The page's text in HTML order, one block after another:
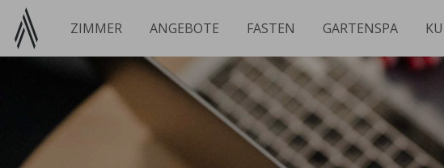
Zum
Inhalt
springen
ZIMMER ANGEBOTE FASTEN GARTENSPA